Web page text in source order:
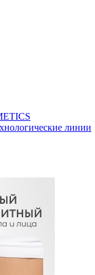
линии